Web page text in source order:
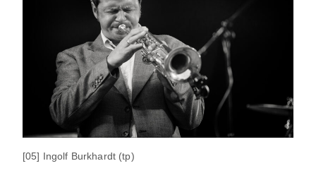
[05] Ingolf Burkhardt (tp)